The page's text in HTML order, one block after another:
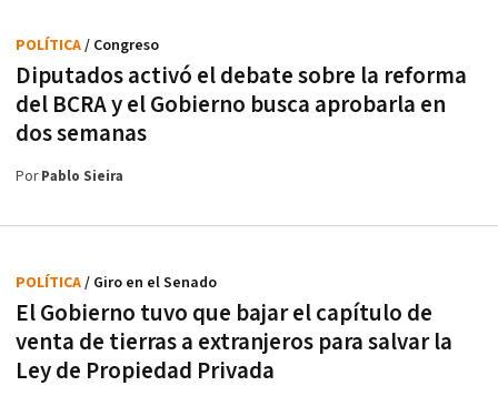
Diputados activó el debate sobre la reforma
del BCRA y el Gobierno busca aprobarla en
dos semanas
POLÍTICA/ Congreso
PorPablo Sieira
El Gobierno tuvo que bajar el capítulo de
venta de tierras a extranjeros para salvar la
Ley de Propiedad Privada
POLÍTICA/ Giro en el Senado